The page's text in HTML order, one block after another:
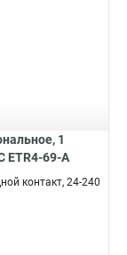
1
ETR4-69-A
контакт, 24-240